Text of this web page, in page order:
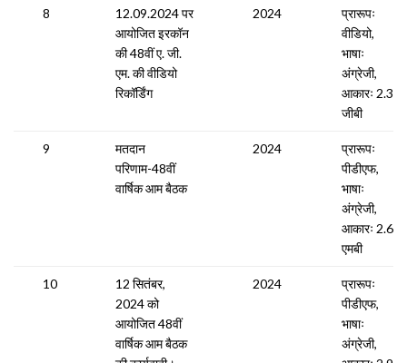
8
12.09.2024 पर
आयोजित इरकॉन
की 48वीं ए. जी.
एम. की वीडियो
रिकॉर्डिंग
2024
प्रारूपः
वीडियो,
भाषाः
अंग्रेजी,
आकारः 2.31
जीबी
9
मतदान
परिणाम-48वीं
वार्षिक आम बैठक
2024
प्रारूपः
पीडीएफ,
भाषाः
अंग्रेजी,
आकारः 2.64
एमबी
10
12 सितंबर,
2024 को
आयोजित 48वीं
वार्षिक आम बैठक
2024
प्रारूपः
पीडीएफ,
भाषाः
अंग्रेजी,